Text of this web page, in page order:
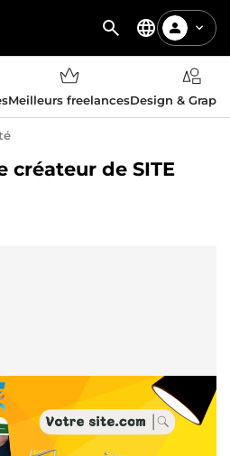
Meilleurs freelancesDesign &
créateur de SITE